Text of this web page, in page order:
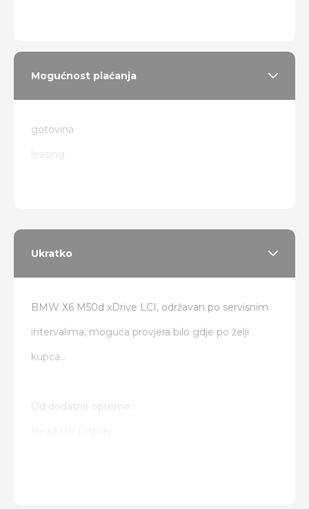
Mogućnost plaćanja
gotovina
leasing
Ukratko
BMW X6 M50d xDrive LCI, održavan po servisnim
intervalima, moguća provjera bilo gdje po želji
kupca...
Od dodatne opreme: